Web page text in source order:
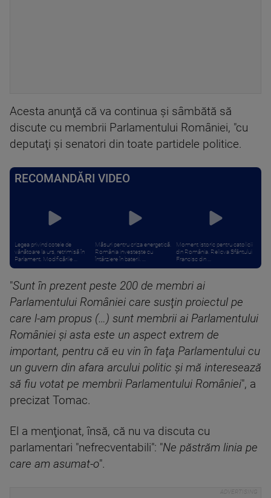
Acesta anunţă că va continua şi sâmbătă să
discute cu membrii Parlamentului României, "cu
deputaţi şi senatori din toate partidele politice.
RECOMANDĂRI VIDEO
Legea privind cotele de
vânătoare la urs, retrimisă în
Parlament. Modificările ...
Măsuri pentru criza energetică.
România investește cu
întârziere în baterii. ...
Moment istoric pentru catolicii
din România. Relicva Sfântului
Francisc din ...
"Sunt în prezent peste 200 de membri ai
Parlamentului României care susţin proiectul pe
care l-am propus (…) sunt membrii ai Parlamentului
României şi asta este un aspect extrem de
important, pentru că eu vin în faţa Parlamentului cu
un guvern din afara arcului politic şi mă interesează
să fiu votat pe membrii Parlamentului României", a
precizat Tomac.
El a menţionat, însă, că nu va discuta cu
parlamentari "nefrecventabili": "Ne păstrăm linia pe
care am asumat-o".